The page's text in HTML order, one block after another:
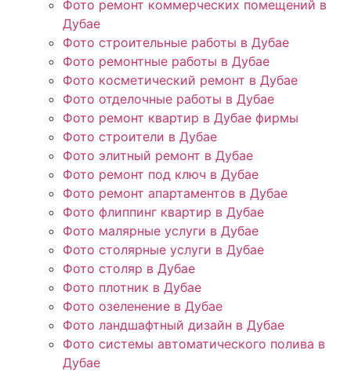
Фото ремонт коммерческих помещений в
Дубае
Фото строительные работы в Дубае
Фото ремонтные работы в Дубае
Фото косметический ремонт в Дубае
Фото отделочные работы в Дубае
Фото ремонт квартир в Дубае фирмы
Фото строители в Дубае
Фото элитный ремонт в Дубае
Фото ремонт под ключ в Дубае
Фото ремонт апартаментов в Дубае
Фото флиппинг квартир в Дубае
Фото малярные услуги в Дубае
Фото столярные услуги в Дубае
Фото столяр в Дубае
Фото плотник в Дубае
Фото озеленение в Дубае
Фото ландшафтный дизайн в Дубае
Фото системы автоматического полива в
Дубае